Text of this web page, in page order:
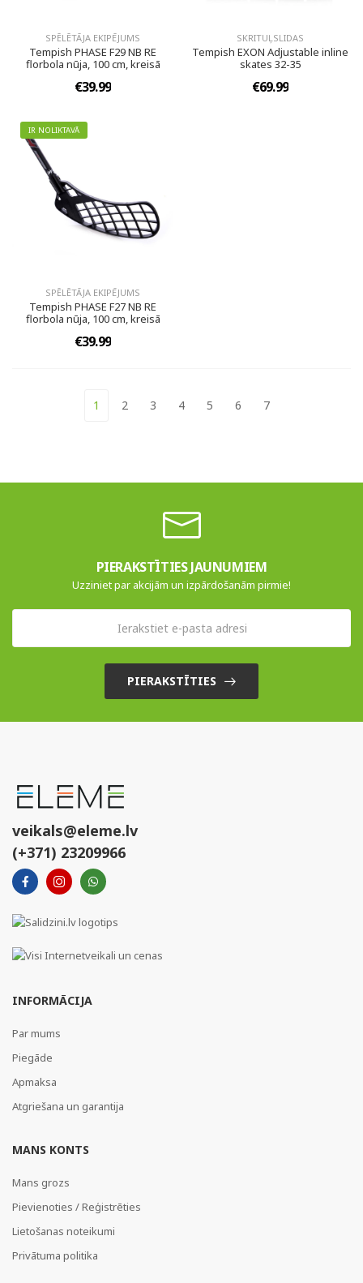
SPĒLĒTĀJA EKIPĒJUMS
Tempish PHASE F29 NB RE
florbola nūja, 100 cm, kreisā
€39.99
SKRITUĻSLIDAS
Tempish EXON Adjustable inline
skates 32-35
€69.99
IR NOLIKTAVĀ
SPĒLĒTĀJA EKIPĒJUMS
Tempish PHASE F27 NB RE
florbola nūja, 100 cm, kreisā
€39.99
1 2 3 4 5 6 7
PIERAKSTĪTIES JAUNUMIEM
Uzziniet par akcijām un izpārdošanām pirmie!
PIERAKSTĪTIES
veikals@eleme.lv
(+371) 23209966
INFORMĀCIJA
Par mums
Piegāde
Apmaksa
Atgriešana un garantija
MANS KONTS
Mans grozs
Pievienoties / Reģistrēties
Lietošanas noteikumi
Privātuma politika